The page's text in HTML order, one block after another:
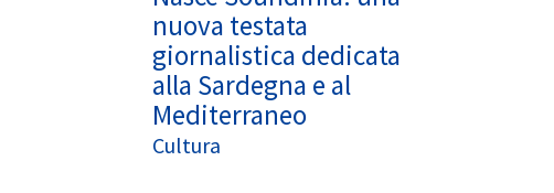
nuova testata
giornalistica dedicata
alla Sardegna e al
Mediterraneo
Cultura